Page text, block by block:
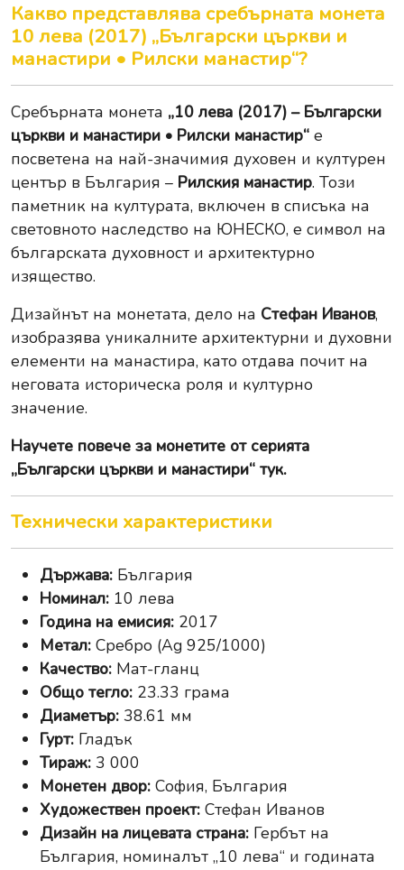
Какво представлява сребърната монета
10 лева (2017) „Български църкви и
манастири • Рилски манастир“?
Сребърната монета „10 лева (2017) – Български
църкви и манастири • Рилски манастир“ е
посветена на най-значимия духовен и културен
център в България – Рилския манастир. Този
паметник на културата, включен в списъка на
световното наследство на ЮНЕСКО, е символ на
българската духовност и архитектурно
изящество.
Дизайнът на монетата, дело на Стефан Иванов,
изобразява уникалните архитектурни и духовни
елементи на манастира, като отдава почит на
неговата историческа роля и културно
значение.
Научете повече за монетите от серията
„Български църкви и манастири“ тук.
Технически характеристики
Държава: България
Номинал: 10 лева
Година на емисия: 2017
Метал: Сребро (Ag 925/1000)
Качество: Мат-гланц
Общо тегло: 23.33 грама
Диаметър: 38.61 мм
Гурт: Гладък
Тираж: 3 000
Монетен двор: София, България
Художествен проект: Стефан Иванов
Дизайн на лицевата страна: Гербът на
България, номиналът „10 лева“ и годината